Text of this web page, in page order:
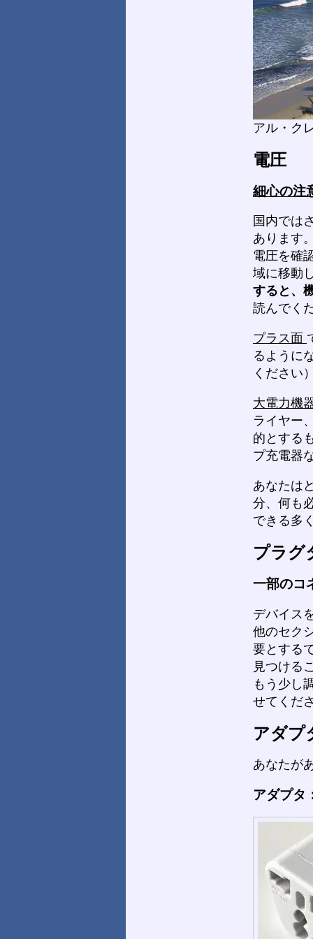
アル・ク
電圧
細心の注
国内では
あります
電圧を確
域に移動
すると、
読んでく
プラス面
るように
ください
大電力機
ライヤー
的とする
プ充電器
あなたは
分、何も
できる多
プラグ
一部のコ
デバイス
他のセク
要とする
見つける
もう少し
せてくだ
アダプ
あなたが
アダプタ